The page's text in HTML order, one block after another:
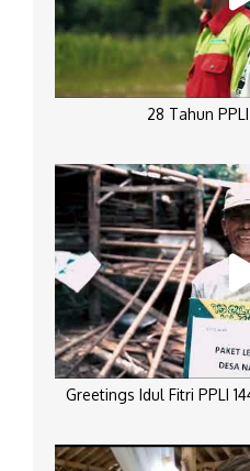
28 Tahun
Greetings Idul Fitri PPLI